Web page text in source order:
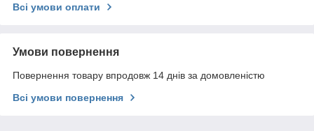
Всі умови оплати
Умови повернення
Повернення товару впродовж 14 днів за домовленістю
Всі умови повернення